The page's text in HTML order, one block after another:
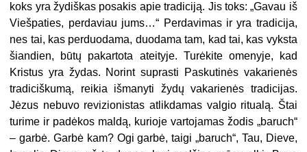
koks yra žydiškas posakis apie tradiciją. Jis toks: „Gavau iš
Viešpaties, perdaviau jums…“ Perdavimas ir yra tradicija,
nes tai, kas perduodama, duodama tam, kad tai, kas vyksta
šiandien, būtų pakartota ateityje. Turėkite omenyje, kad
Kristus yra žydas. Norint suprasti Paskutinės vakarienės
tradiciškumą, reikia išmanyti žydų vakarienės tradicijas.
Jėzus nebuvo revizionistas atlikdamas valgio ritualą. Štai
turime ir padėkos maldą, kurioje vartojamas žodis „baruch“
– garbė. Garbė kam? Ogi garbė, taigi „baruch“, Tau, Dieve,